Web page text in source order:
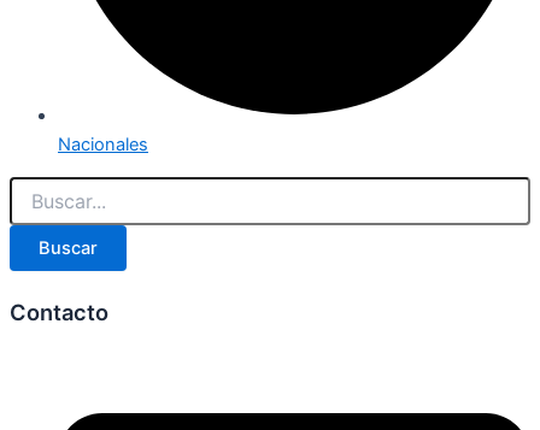
Nacionales
Buscar
Contacto